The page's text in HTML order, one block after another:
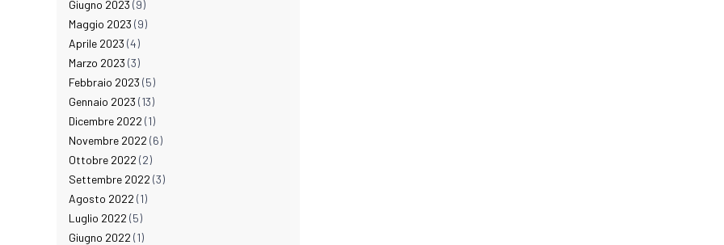
Giugno 2023 (9)
Maggio 2023 (9)
Aprile 2023 (4)
Marzo 2023 (3)
Febbraio 2023 (5)
Gennaio 2023 (13)
Dicembre 2022 (1)
Novembre 2022 (6)
Ottobre 2022 (2)
Settembre 2022 (3)
Agosto 2022 (1)
Luglio 2022 (5)
Giugno 2022 (1)